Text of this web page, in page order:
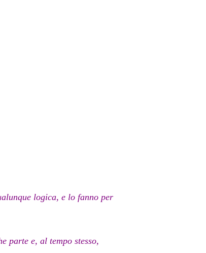
logica, e lo fanno per
parte e, al tempo stesso,